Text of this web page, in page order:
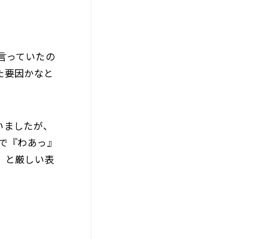
っていたの
因かなと
したが、
わあっ』
と厳しい表